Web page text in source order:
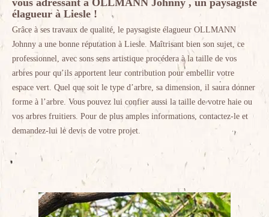
vous adressant à OLLMANN Johnny , un paysagiste
élagueur à Liesle !
Grâce à ses travaux de qualité, le paysagiste élagueur OLLMANN
Johnny a une bonne réputation à Liesle. Maîtrisant bien son sujet, ce
professionnel, avec sons sens artistique procédera à la taille de vos
arbres pour qu’ils apportent leur contribution pour embellir votre
espace vert. Quel que soit le type d’arbre, sa dimension, il saura donner
forme à l’arbre. Vous pouvez lui confier aussi la taille de votre haie ou
vos arbres fruitiers. Pour de plus amples informations, contactez-le et
demandez-lui le devis de votre projet.